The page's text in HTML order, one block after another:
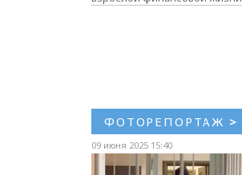
ФОТОРЕПОРТАЖ >
09 июня 2025 15:40